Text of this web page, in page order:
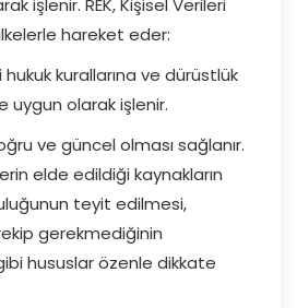
işlenir. REK, Kişisel Verileri
hareket eder:
hukuk kurallarına ve dürüstlük
uygun olarak işlenir.
ve güncel olması sağlanır.
elde edildiği kaynakların
teyit edilmesi,
gerekmediğinin
hususlar özenle dikkate